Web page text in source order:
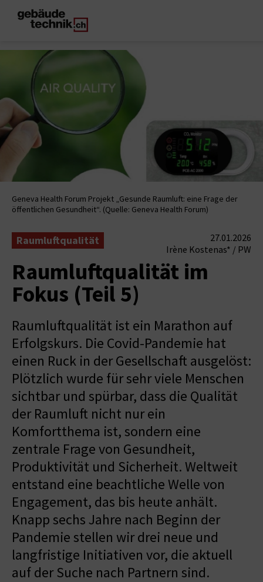
Geneva Health Forum Projekt „Gesunde Raumluft: eine Frage der
öffentlichen Gesundheit“. (Quelle: Geneva Health Forum)
Raumluftqualität
27.01.2026
Irène Kostenas* / PW
Raumluftqualität im
Fokus (Teil 5)
Raumluftqualität ist ein Marathon auf
Erfolgskurs. Die Covid-Pandemie hat
einen Ruck in der Gesellschaft ausgelöst:
Plötzlich wurde für sehr viele Menschen
sichtbar und spürbar, dass die Qualität
der Raumluft nicht nur ein
Komfortthema ist, sondern eine
zentrale Frage von Gesundheit,
Produktivität und Sicherheit. Weltweit
entstand eine beachtliche Welle von
Engagement, das bis heute anhält.
Knapp sechs Jahre nach Beginn der
Pandemie stellen wir drei neue und
langfristige Initiativen vor, die aktuell
auf der Suche nach Partnern sind.